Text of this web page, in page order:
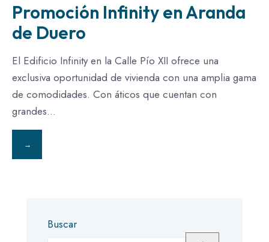
Promoción Infinity en Aranda
de Duero
El Edificio Infinity en la Calle Pío XII ofrece una
exclusiva oportunidad de vivienda con una amplia gama
de comodidades. Con áticos que cuentan con
grandes...
→
Buscar